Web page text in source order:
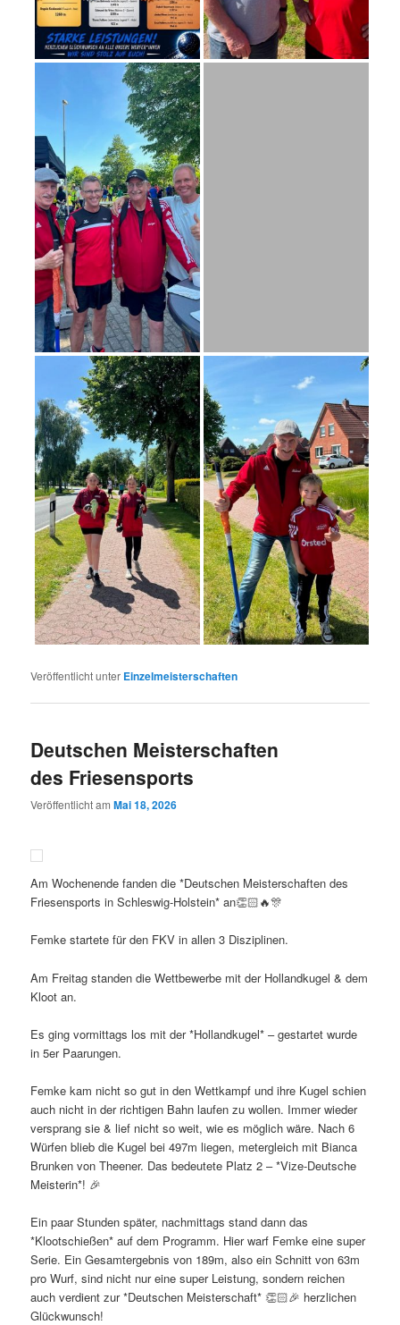
Veröffentlicht unter Einzelmeisterschaften
Deutschen Meisterschaften
des Friesensports
Veröffentlicht amMai 18, 2026
Am Wochenende fanden die *Deutschen Meisterschaften des
Friesensports in Schleswig-Holstein* an👏🏻🔥🎊
Femke startete für den FKV in allen 3 Disziplinen.
Am Freitag standen die Wettbewerbe mit der Hollandkugel & dem
Kloot an.
Es ging vormittags los mit der *Hollandkugel* – gestartet wurde
in 5er Paarungen.
Femke kam nicht so gut in den Wettkampf und ihre Kugel schien
auch nicht in der richtigen Bahn laufen zu wollen. Immer wieder
versprang sie & lief nicht so weit, wie es möglich wäre. Nach 6
Würfen blieb die Kugel bei 497m liegen, metergleich mit Bianca
Brunken von Theener. Das bedeutete Platz 2 – *Vize-Deutsche
Meisterin*! 🎉
Ein paar Stunden später, nachmittags stand dann das
*Klootschießen* auf dem Programm. Hier warf Femke eine super
Serie. Ein Gesamtergebnis von 189m, also ein Schnitt von 63m
pro Wurf, sind nicht nur eine super Leistung, sondern reichen
auch verdient zur *Deutschen Meisterschaft* 👏🏻🎉 herzlichen
Glückwunsch!